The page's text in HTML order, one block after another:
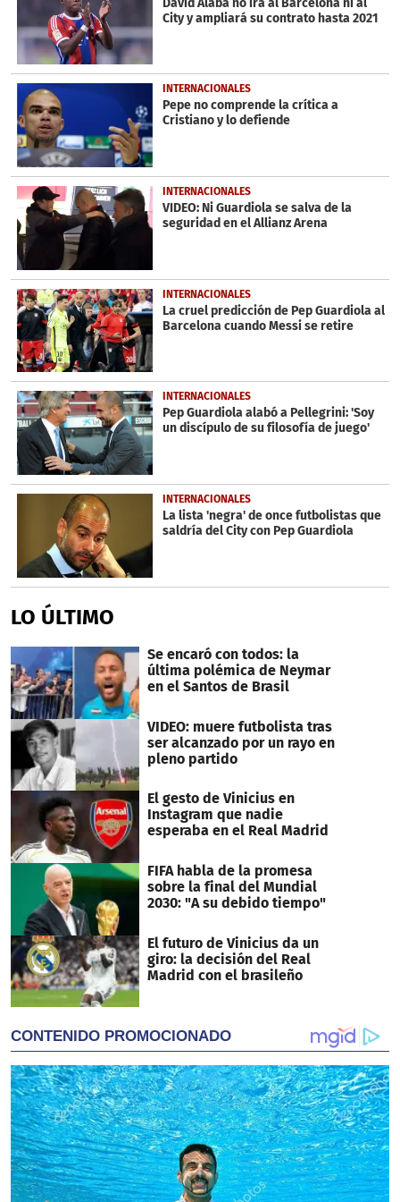
City y ampliará su contrato hasta 2021
INTERNACIONALES
Pepe no comprende la crítica a
Cristiano y lo defiende
INTERNACIONALES
VIDEO: Ni Guardiola se salva de la
seguridad en el Allianz Arena
INTERNACIONALES
La cruel predicción de Pep Guardiola al
Barcelona cuando Messi se retire
INTERNACIONALES
Pep Guardiola alabó a Pellegrini: 'Soy
un discípulo de su filosofía de juego'
INTERNACIONALES
La lista 'negra' de once futbolistas que
saldría del City con Pep Guardiola
LO ÚLTIMO
Se encaró con todos: la
última polémica de Neymar
en el Santos de Brasil
VIDEO: muere futbolista tras
ser alcanzado por un rayo en
pleno partido
El gesto de Vinicius en
Instagram que nadie
esperaba en el Real Madrid
FIFA habla de la promesa
sobre la final del Mundial
2030: "A su debido tiempo"
El futuro de Vinicius da un
giro: la decisión del Real
Madrid con el brasileño